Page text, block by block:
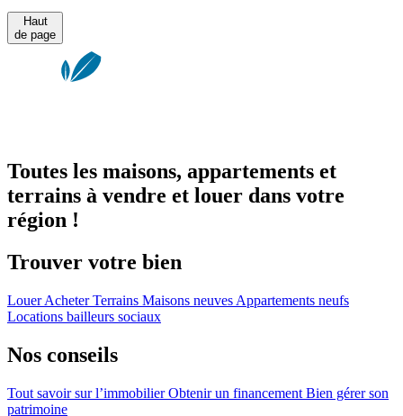
Haut
de page
Toutes les maisons, appartements et
terrains à vendre et louer dans votre
région !
Trouver votre bien
LouerAcheterTerrains Maisons neuves Appartements neufs
Locations bailleurs sociaux
Nos conseils
Tout savoir sur l’immobilierObtenir un financement Bien gérer son
patrimoine